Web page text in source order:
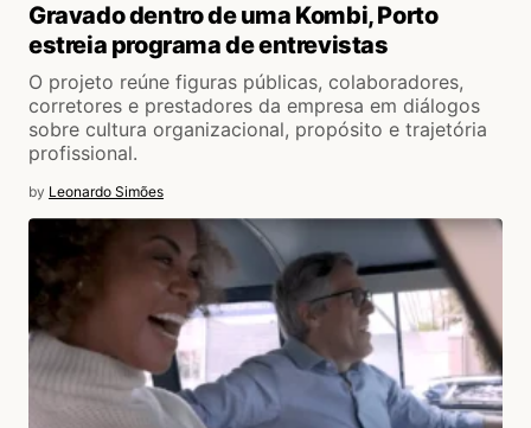
Gravado dentro de uma Kombi, Porto
estreia programa de entrevistas
O projeto reúne figuras públicas, colaboradores,
corretores e prestadores da empresa em diálogos
sobre cultura organizacional, propósito e trajetória
profissional.
by Leonardo Simões